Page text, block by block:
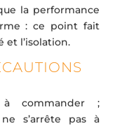
la performance
: ce point fait
et l’isolation.
commander ;
s’arrête pas à